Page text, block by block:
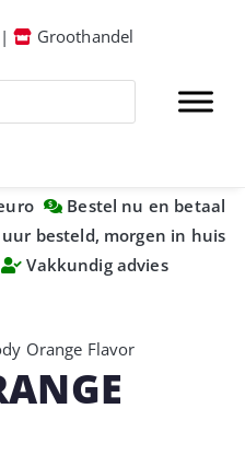
| Groothandel
Bestel nu en betaal
besteld, morgen in huis
Vakkundig advies
Orange Flavor